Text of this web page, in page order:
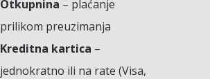
Otkupnina – plaćanje
prilikom preuzimanja
Kreditna kartica –
jednokratno ili na rate (Visa,